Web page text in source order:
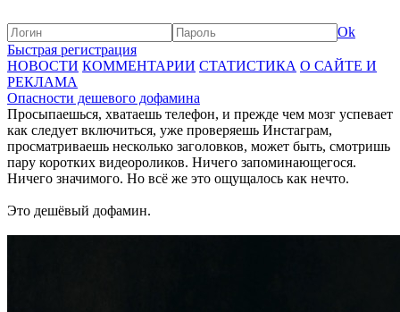
Ok
Быстрая регистрация
НОВОСТИ КОММЕНТАРИИ СТАТИСТИКА О САЙТЕ И
РЕКЛАМА
Опасности дешевого дофамина
Просыпаешься, хватаешь телефон, и прежде чем мозг успевает
как следует включиться, уже проверяешь Инстаграм,
просматриваешь несколько заголовков, может быть, смотришь
пару коротких видеороликов. Ничего запоминающегося.
Ничего значимого. Но всё же это ощущалось как нечто.
Это дешёвый дофамин.